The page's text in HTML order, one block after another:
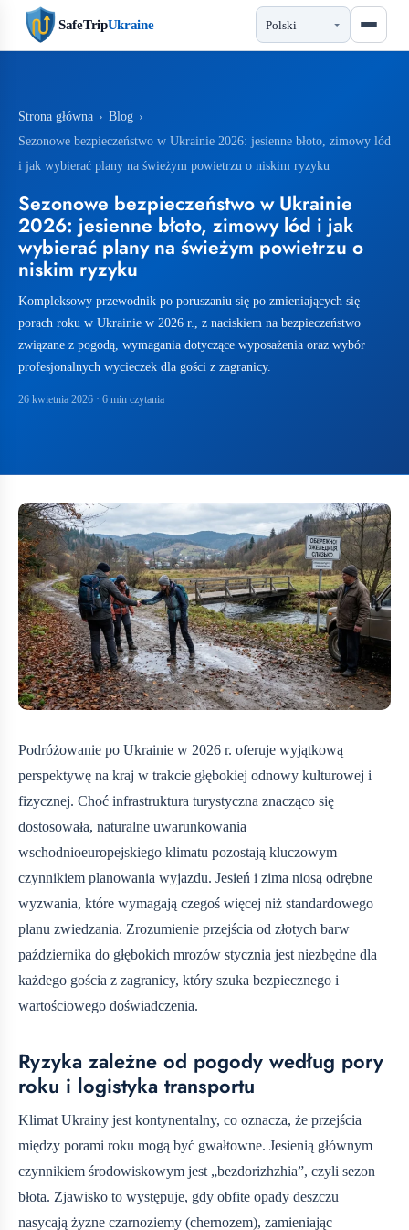
SafeTripUkraine
Strona główna › Blog ›
Sezonowe bezpieczeństwo w Ukrainie 2026: jesienne błoto, zimowy lód
i jak wybierać plany na świeżym powietrzu o niskim ryzyku
Sezonowe bezpieczeństwo w Ukrainie
2026: jesienne błoto, zimowy lód i jak
wybierać plany na świeżym powietrzu o
niskim ryzyku
Kompleksowy przewodnik po poruszaniu się po zmieniających się
porach roku w Ukrainie w 2026 r., z naciskiem na bezpieczeństwo
związane z pogodą, wymagania dotyczące wyposażenia oraz wybór
profesjonalnych wycieczek dla gości z zagranicy.
26 kwietnia 2026 · 6 min czytania
Podróżowanie po Ukrainie w 2026 r. oferuje wyjątkową
perspektywę na kraj w trakcie głębokiej odnowy kulturowej i
fizycznej. Choć infrastruktura turystyczna znacząco się
dostosowała, naturalne uwarunkowania
wschodnioeuropejskiego klimatu pozostają kluczowym
czynnikiem planowania wyjazdu. Jesień i zima niosą odrębne
wyzwania, które wymagają czegoś więcej niż standardowego
planu zwiedzania. Zrozumienie przejścia od złotych barw
października do głębokich mrozów stycznia jest niezbędne dla
każdego gościa z zagranicy, który szuka bezpiecznego i
wartościowego doświadczenia.
Ryzyka zależne od pogody według pory
roku i logistyka transportu
Klimat Ukrainy jest kontynentalny, co oznacza, że przejścia
między porami roku mogą być gwałtowne. Jesienią głównym
czynnikiem środowiskowym jest „bezdorizhzhia”, czyli sezon
błota. Zjawisko to występuje, gdy obfite opady deszczu
nasycają żyzne czarnoziemy (chernozem), zamieniając